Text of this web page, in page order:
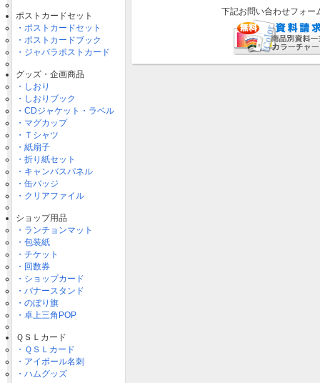
ポストカードセット
・ポストカードセット
・ポストカードブック
・ジャバラポストカード
グッズ・企画商品
・しおり
・しおりブック
・CDジャケット・ラベル
・マグカップ
・Ｔシャツ
・紙扇子
・折り紙セット
・キャンバスパネル
・缶バッジ
・クリアファイル
ショップ用品
・ランチョンマット
・包装紙
・チケット
・回数券
・ショップカード
・バナースタンド
・のぼり旗
・卓上三角POP
ＱＳＬカード
・ＱＳＬカード
・アイボール名刺
・ハムグッズ
下記お問い合わせフォー